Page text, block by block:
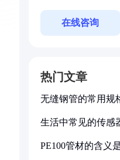
在线咨询
热门文章
无缝钢管的常用规
生活中常见的传感
PE100管材的含义